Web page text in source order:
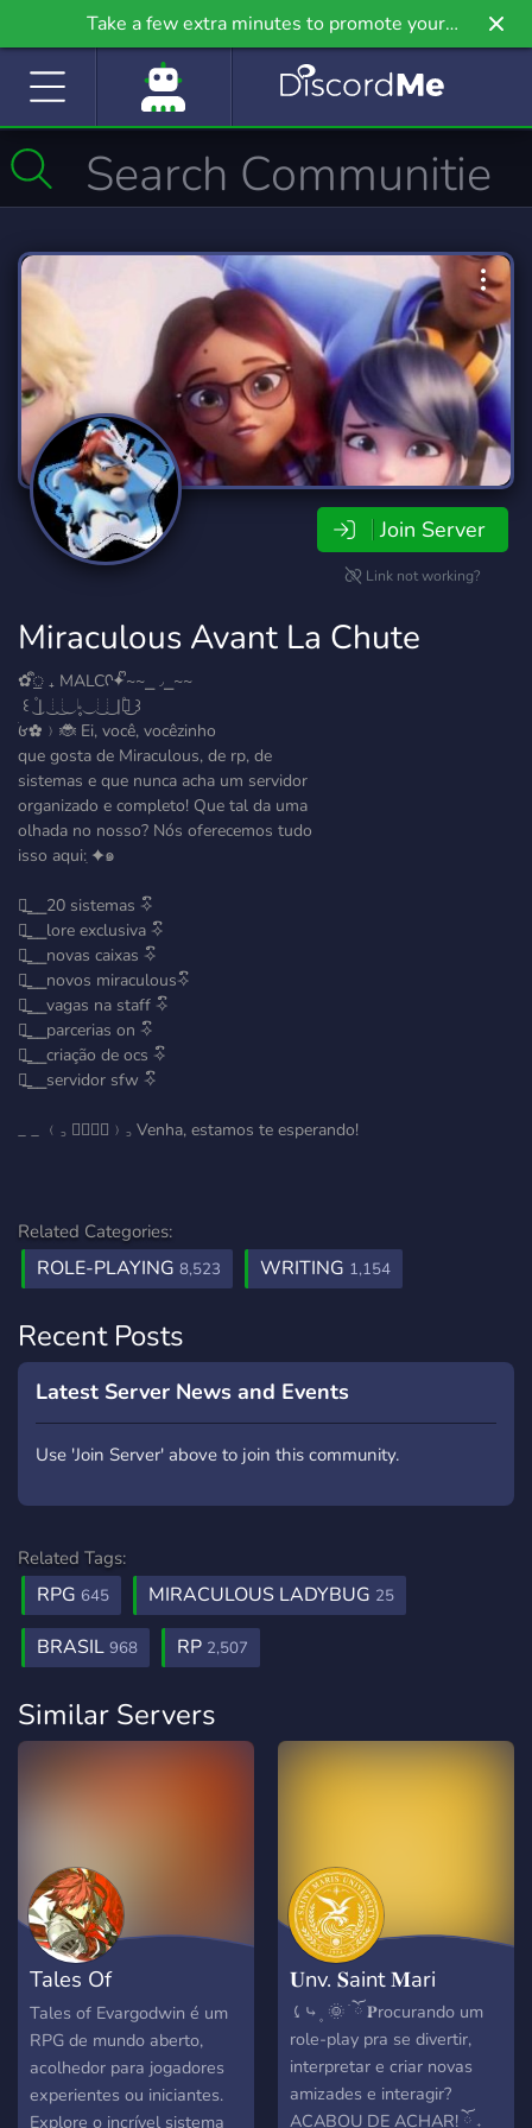
Take a few extra minutes to promote your
community even further on Griv.io, our newest
Join Server
Link not working?
Miraculous Avant La Chute
ㅤ✿ᩙ᤻ㅤ ₊ ㅤMALCㅤᡣ✦ᩚㅤ~~⎯◞⎯~~
ㅤ ꒰ ͜ㅤ۫ㅤ | ͜ 𝄄 ͜ 𝄄⏝۪𝆹𝅥۪⏝𝄄 ͜ 𝄄 ͜ |ㅤ۫ㅤ͜ ꒱
𝅙ׄ𝅙𝅙𝅙𑄾𝅙𝅙𝅙✿𝅙﹚𝅙𝅙🐞 𝅙𝅙𝅙𝅙Ei, você, vocêzinho
que gosta de Miraculous, de rp, de
sistemas e que nunca acha um servidor
organizado e completo! Que tal da uma
olhada no nosso? Nós oferecemos tudo
isso aqui:𝅙ִ𝅙 ✦๑
ㅤ𐙚͟ㅤ⎯⎯ㅤ20 sistemasㅤ ⟢ົ
ㅤ𐙚͟ㅤ⎯⎯ㅤlore exclusivaㅤ ⟢ົ
ㅤ𐙚͟ㅤ⎯⎯ㅤnovas caixasㅤ ⟢ົ
ㅤ𐙚͟ㅤ⎯⎯ㅤnovos miraculousㅤ⟢ົ
ㅤ𐙚͟ㅤ⎯⎯ㅤvagas na staff ㅤ⟢ົ
ㅤ𐙚͟ㅤ⎯⎯ㅤparcerias onㅤ ⟢ົ
ㅤ𐙚͟ㅤ⎯⎯ㅤcriação de ocsㅤ ⟢ົ
ㅤ𐙚͟ㅤ⎯⎯ㅤservidor sfwㅤ ⟢ົ
_ _ ﹙꜆ 𝅙᳣﹒᳤𝅙﹚꜆ Venha, estamos te esperando!
Related Categories:
ROLE-PLAYING 8,523 WRITING 1,154
Recent Posts
Latest Server News and Events
Use 'Join Server' above to join this community.
Related Tags:
RPG 645 MIRACULOUS LADYBUG 25
BRASIL 968 RP 2,507
Similar Servers
Tales Of
Evargoodwoin
Tales of Evargodwin é um
RPG de mundo aberto,
acolhedor para jogadores
experientes ou iniciantes.
Explore o incrível sistema
𝐔nv. 𝐒aint 𝐌ari
⤹⤷ ۪ 🌞 ׁ ོ 𝅄𝐏rocurando um
role-play pra se divertir,
interpretar e criar novas
amizades e interagir?
ACABOU DE ACHAR! ོ 𝅄